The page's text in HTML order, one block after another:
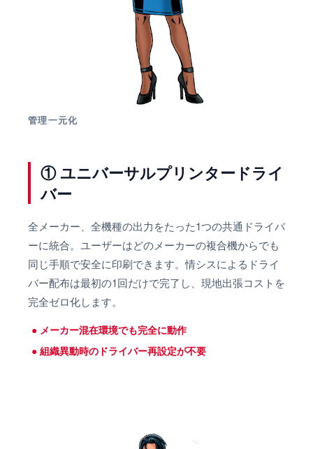
管理一元化
① ユニバーサルプリンタードライ
バー
全メーカー、全機種の出力をたった1つの共通ドライバ
ーに統合。ユーザーはどのメーカーの複合機からでも
同じ手順で安全に印刷できます。情シスによるドライ
バー配布は最初の1回だけで完了し、現地出張コストを
完全ゼロ化します。
メーカー混在環境でも完全に動作
組織異動時のドライバー再設定が不要